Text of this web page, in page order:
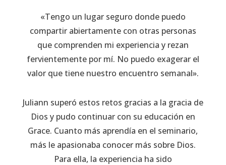
«Tengo un lugar seguro donde puedo
compartir abiertamente con otras personas
que comprenden mi experiencia y rezan
fervientemente por mí. No puedo exagerar el
valor que tiene nuestro encuentro semanal».
Juliann superó estos retos gracias a la gracia de
Dios y pudo continuar con su educación en
Grace. Cuanto más aprendía en el seminario,
más le apasionaba conocer más sobre Dios.
Para ella, la experiencia ha sido